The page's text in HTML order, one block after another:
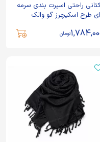
کتانی راحتی اسپرت بندی سرمه
ای طرح اسکیچرز گو والک
تومان